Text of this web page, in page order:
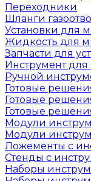
Переходники
Шланги
Установки для
Жидкость для
Запчасти для
Инструмент для
Ручной
Готовые
Готовые
Готовые
Модули
Модули
Ложементы с
Стенды с
Наборы